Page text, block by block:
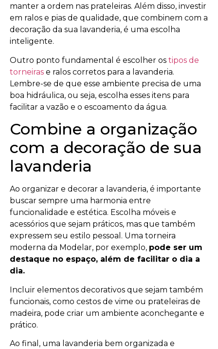
manter a ordem nas prateleiras. Além disso, investir
em ralos e pias de qualidade, que combinem com a
decoração da sua lavanderia, é uma escolha
inteligente.
Outro ponto fundamental é escolher os tipos de
torneiras e ralos corretos para a lavanderia.
Lembre-se de que esse ambiente precisa de uma
boa hidráulica, ou seja, escolha esses itens para
facilitar a vazão e o escoamento da água.
Combine a organização
com a decoração de sua
lavanderia
Ao organizar e decorar a lavanderia, é importante
buscar sempre uma harmonia entre
funcionalidade e estética. Escolha móveis e
acessórios que sejam práticos, mas que também
expressem seu estilo pessoal. Uma torneira
moderna da Modelar, por exemplo, pode ser um
destaque no espaço, além de facilitar o dia a
dia.
Incluir elementos decorativos que sejam também
funcionais, como cestos de vime ou prateleiras de
madeira, pode criar um ambiente aconchegante e
prático.
Ao final, uma lavanderia bem organizada e